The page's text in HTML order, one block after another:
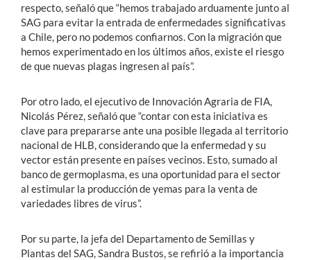
respecto, señaló que “hemos trabajado arduamente junto al
SAG para evitar la entrada de enfermedades significativas
a Chile, pero no podemos confiarnos. Con la migración que
hemos experimentado en los últimos años, existe el riesgo
de que nuevas plagas ingresen al país”.
Por otro lado, el ejecutivo de Innovación Agraria de FIA,
Nicolás Pérez, señaló que “contar con esta iniciativa es
clave para prepararse ante una posible llegada al territorio
nacional de HLB, considerando que la enfermedad y su
vector están presente en países vecinos. Esto, sumado al
banco de germoplasma, es una oportunidad para el sector
al estimular la producción de yemas para la venta de
variedades libres de virus”.
Por su parte, la jefa del Departamento de Semillas y
Plantas del SAG, Sandra Bustos, se refirió a la importancia